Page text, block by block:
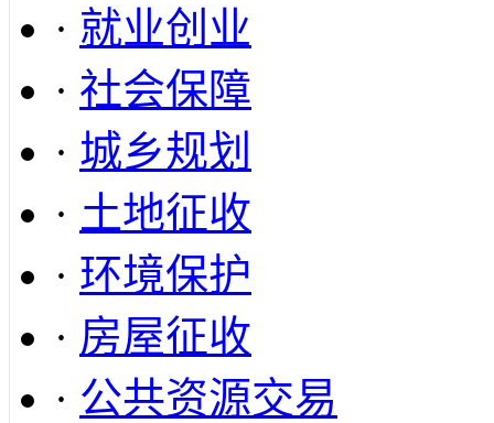
· 就业创业
· 社会保障
· 城乡规划
· 土地征收
· 环境保护
· 房屋征收
· 公共资源交易